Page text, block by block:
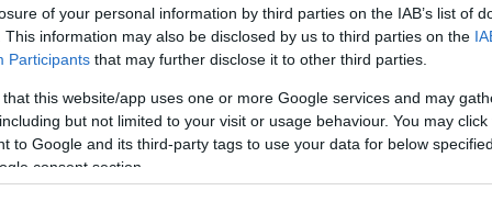
of your personal information by third parties on the IAB’s list of
This information may also be disclosed by us to third parties on the
Participants that may further disclose it to other third parties.
that this website/app uses one or more Google services and may
but not limited to your visit or usage behaviour. You may
to Google and its third-party tags to use your data for below
consent section.
29 Αυγούστου 2025, 13:37
παρουσία του Ελληνικού Σταυρού στην
ΔΕΘ
δικό του εκθεσιακό χώρο, καθώς και με εκπροσώπηση
χώρο του Υπουργείο Υγείας, ο ΕΕΣ θα πληροφορεί
επισκέπτες μέσα από διαδραστικές δράσεις, αλλά και